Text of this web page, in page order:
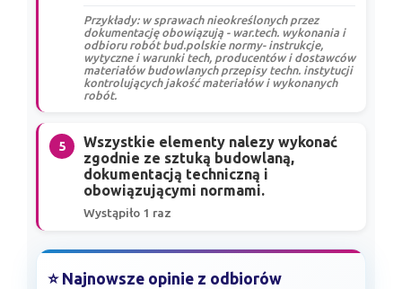
Przykłady: w sprawach nieokreślonych przez
dokumentację obowiązują - war.tech. wykonania i
odbioru robót bud.polskie normy- instrukcje,
wytyczne i warunki tech, producentów i dostawców
materiałów budowlanych przepisy techn. instytucji
kontrolujących jakość materiałów i wykonanych
robót.
5
Wszystkie elementy nalezy wykonać
zgodnie ze sztuką budowlaną,
dokumentacją techniczną i
obowiązującymi normami.
Wystąpiło 1 raz
⭐ Najnowsze opinie z odbiorów